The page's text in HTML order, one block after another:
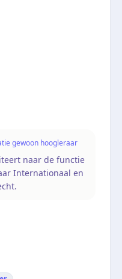
gewoon hoogleraar
naar de functie
Internationaal en